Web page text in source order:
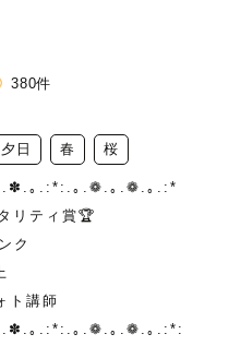
380件
夕日 春 桜
｡.:*:.｡.❁.｡.❁.｡.:*
リティ賞🏆
ト講師
｡.:*:.｡.❁.｡.❁.｡.:*: